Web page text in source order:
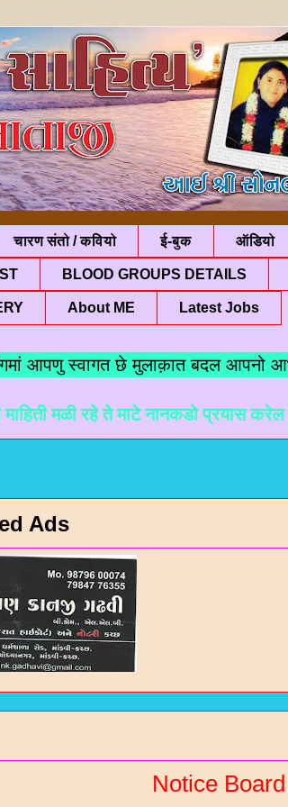
चारण संतो / कवियो ई-बुक ऑडियो
BLOOD GROUPS DETAILS
About ME Latest Jobs
आपणु स्वागत छे मुलाक़ात बदल आपनो आभार "
रहे ते माटे नानकडो प्रयास करेल छे.
Ads
Notice Board